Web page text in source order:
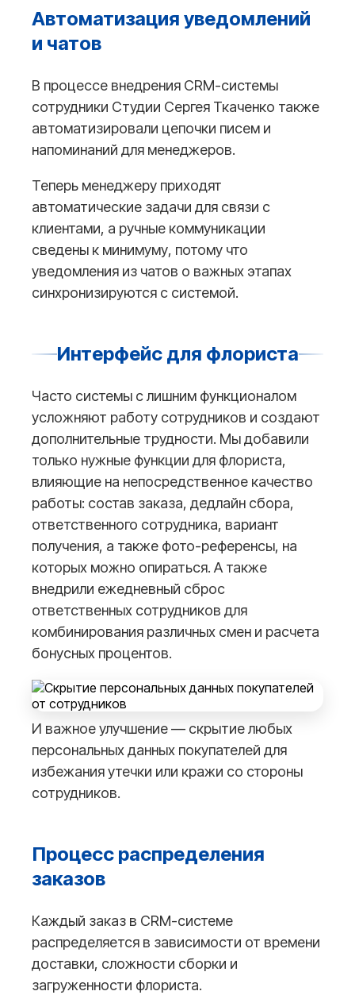
Автоматизация уведомлений
и чатов
В процессе внедрения CRM-системы
сотрудники Студии Сергея Ткаченко также
автоматизировали цепочки писем и
напоминаний для менеджеров.
Теперь менеджеру приходят
автоматические задачи для связи с
клиентами, а ручные коммуникации
сведены к минимуму, потому что
уведомления из чатов о важных этапах
синхронизируются с системой.
Интерфейс для флориста
Часто системы с лишним функционалом
усложняют работу сотрудников и создают
дополнительные трудности. Мы добавили
только нужные функции для флориста,
влияющие на непосредственное качество
работы: состав заказа, дедлайн сбора,
ответственного сотрудника, вариант
получения, а также фото-референсы, на
которых можно опираться. А также
внедрили ежедневный сброс
ответственных сотрудников для
комбинирования различных смен и расчета
бонусных процентов.
И важное улучшение — скрытие любых
персональных данных покупателей для
избежания утечки или кражи со стороны
сотрудников.
Процесс распределения
заказов
Каждый заказ в CRM-системе
распределяется в зависимости от времени
доставки, сложности сборки и
загруженности флориста.